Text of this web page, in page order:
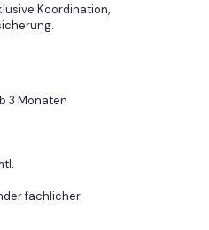
Koordination,
3 Monaten
fachlicher